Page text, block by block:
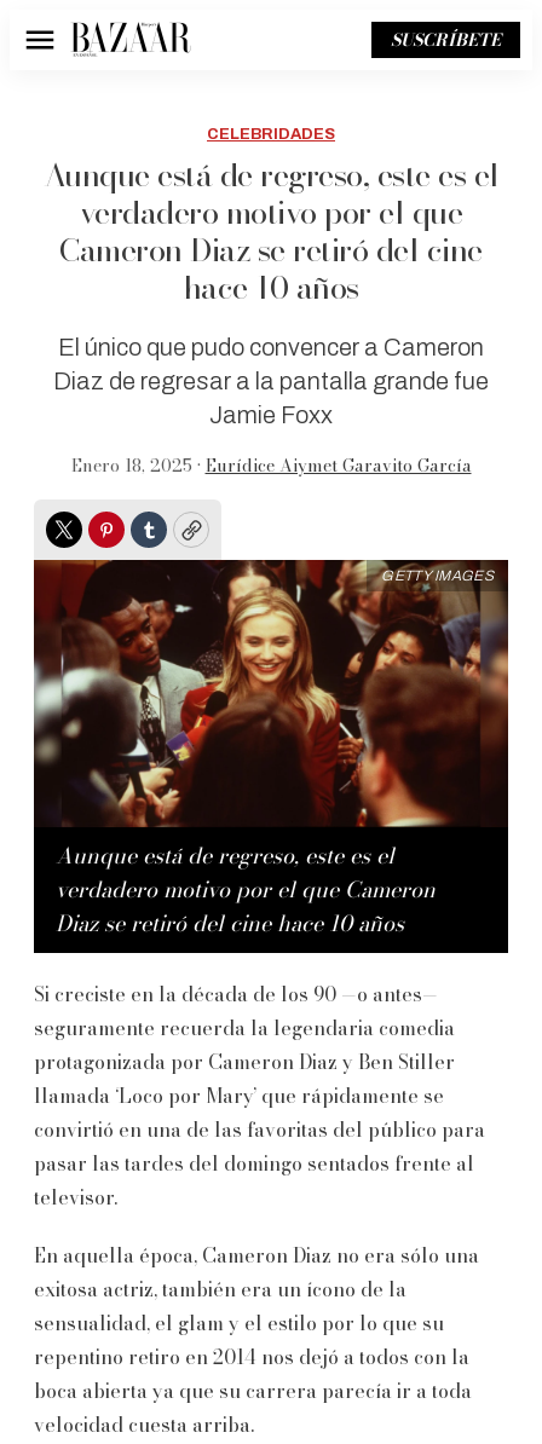
Menú SUSCRÍBETE
CELEBRIDADES
Aunque está de regreso, este es el
verdadero motivo por el que
Cameron Diaz se retiró del cine
hace 10 años
El único que pudo convencer a Cameron
Diaz de regresar a la pantalla grande fue
Jamie Foxx
Enero 18, 2025 • Eurídice Aiymet Garavito García
TwitterPinterest
TumblrCopy
Aunque está de regreso, este es el
verdadero motivo por el que Cameron
Diaz se retiró del cine hace 10 años
GETTY IMAGES
Si creciste en la década de los 90 —o antes—
seguramente recuerda la legendaria comedia
protagonizada por Cameron Diaz y Ben Stiller
llamada ‘Loco por Mary’ que rápidamente se
convirtió en una de las favoritas del público para
pasar las tardes del domingo sentados frente al
televisor.
En aquella época, Cameron Diaz no era sólo una
exitosa actriz, también era un ícono de la
sensualidad, el glam y el estilo por lo que su
repentino retiro en 2014 nos dejó a todos con la
boca abierta ya que su carrera parecía ir a toda
velocidad cuesta arriba.